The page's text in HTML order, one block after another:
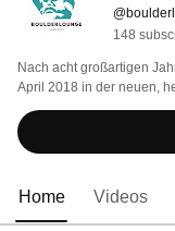
148
Nach acht großartigen
April 2018 in der neuen,
begrüßen zu dürfen!
Home Videos